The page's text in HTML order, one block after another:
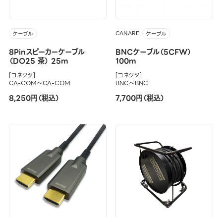
ケーブル
8Pinスピーカーケーブル
（DO25 茶） 25m
[コネクタ]
CA-COM～CA-COM
8,250円（税込）
CANARE ケーブル
BNCケーブル（5CFW）
100m
[コネクタ]
BNC～BNC
7,700円（税込）